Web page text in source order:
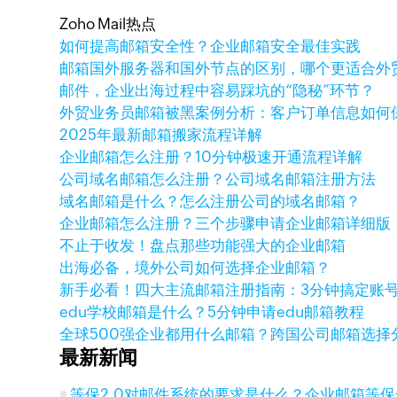
Zoho Mail热点
如何提高邮箱安全性？企业邮箱安全最佳实践
邮箱国外服务器和国外节点的区别，哪个更适合外
邮件，企业出海过程中容易踩坑的“隐秘”环节？
外贸业务员邮箱被黑案例分析：客户订单信息如何
2025年最新邮箱搬家流程详解
企业邮箱怎么注册？10分钟极速开通流程详解
公司域名邮箱怎么注册？公司域名邮箱注册方法
域名邮箱是什么？怎么注册公司的域名邮箱？
企业邮箱怎么注册？三个步骤申请企业邮箱详细版
不止于收发！盘点那些功能强大的企业邮箱
出海必备，境外公司如何选择企业邮箱？
新手必看！四大主流邮箱注册指南：3分钟搞定账
edu学校邮箱是什么？5分钟申请edu邮箱教程
全球500强企业都用什么邮箱？跨国公司邮箱选择
最新新闻